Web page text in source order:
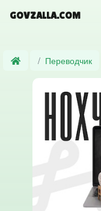
GOVZALLA.COM
Переводчик